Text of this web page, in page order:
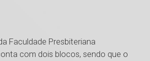
Faculdade Presbiteriana
com dois blocos, sendo que o